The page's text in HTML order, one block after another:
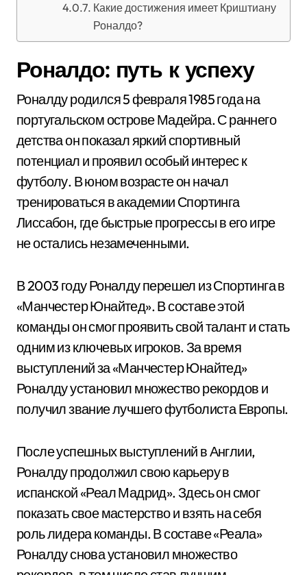
Какие достижения имеет Криштиану
Роналдо?
Роналдо: путь к успеху
Роналду родился 5 февраля 1985 года на
португальском острове Мадейра. С раннего
детства он показал яркий спортивный
потенциал и проявил особый интерес к
футболу. В юном возрасте он начал
тренироваться в академии Спортинга
Лиссабон, где быстрые прогрессы в его игре
не остались незамеченными.
В 2003 году Роналду перешел из Спортинга в
«Манчестер Юнайтед». В составе этой
команды он смог проявить свой талант и стать
одним из ключевых игроков. За время
выступлений за «Манчестер Юнайтед»
Роналду установил множество рекордов и
получил звание лучшего футболиста Европы.
После успешных выступлений в Англии,
Роналду продолжил свою карьеру в
испанской «Реал Мадрид». Здесь он смог
показать свое мастерство и взять на себя
роль лидера команды. В составе «Реала»
Роналду снова установил множество